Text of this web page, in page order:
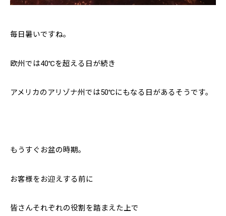
毎日暑いですね。
欧州では40℃を超える日が続き
アメリカのアリゾナ州では50℃にもなる日があるそうです。
もうすぐお盆の時期。
お客様をお迎えする前に
皆さんそれぞれの役割を踏まえた上で